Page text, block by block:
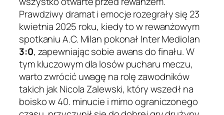
Prawdziwy dramat i emocje rozegrały się 23
kwietnia 2025 roku, kiedy to w rewanżowym
spotkaniu A.C. Milan pokonał Inter Mediolan
3:0, zapewniając sobie awans do finału. W
tym kluczowym dla losów pucharu meczu,
warto zwrócić uwagę na rolę zawodników
takich jak Nicola Zalewski, który wszedł na
boisko w 40. minucie i mimo ograniczonego